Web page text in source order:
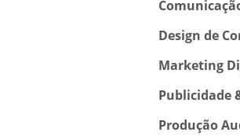
Design de
Marketing
Publicidade
Produção